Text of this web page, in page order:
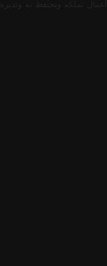
تملكه وتحتفظ به وتديره